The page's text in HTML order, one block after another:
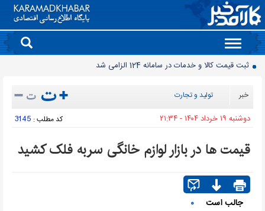
Toggle
navigation
ثبت قیمت کالا و خدمات در سامانه 124 الزامی شد
پایان واگذاری سنتی پهنه های معدنی
افت ۳۴ درصدی فروش خودروسازان؛ ۱۵۵ هزار خودرو در چهار ماه فروخته شد
چرا قبوض برق برخی مشترکان افزایش چند برابری داشت؟
گروه کالاهایی که مشمول واردات با ارز اشخاص شدند
پرشدگی سدها به 58درصد رسید
خبر تولید و تجارت
دوشنبه ۱۹ خرداد ۱۴۰۴ - ۲۱:۳۴ کد مطلب : 3145
قیمت ها در بازار لوازم خانگی سربه فلک کشید
جالب است ۰